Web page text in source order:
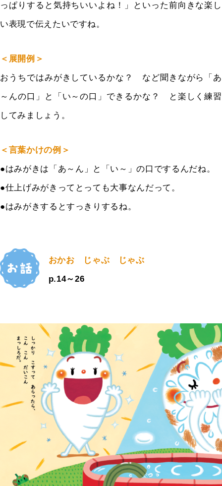
っぱりすると気持ちいいよね！」といった前向きな楽し
い表現で伝えたいですね。
＜展開例＞
おうちではみがきしているかな？ など聞きながら「あ
～んの口」と「い～の口」できるかな？ と楽しく練習
してみましょう。
＜言葉かけの例＞
●はみがきは「あ～ん」と「い～」の口でするんだね。
●仕上げみがきってとっても大事なんだって。
●はみがきするとすっきりするね。
おかお じゃぶ じゃぶ
p.14～26